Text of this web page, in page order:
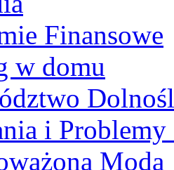
Finansowe
w domu
i Problemy
Moda